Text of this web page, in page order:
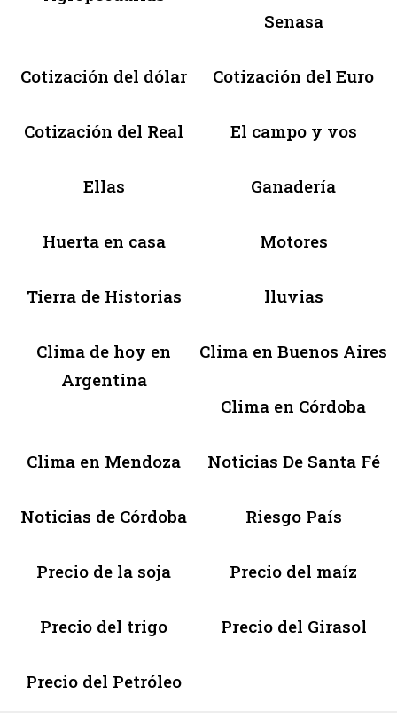
Senasa
Cotización del dólar Cotización del Euro
Cotización del Real El campo y vos
Ellas Ganadería
Huerta en casa Motores
Tierra de Historias lluvias
Clima de hoy en
Argentina
Clima en Buenos Aires
Clima en Córdoba
Clima en Mendoza Noticias De Santa Fé
Noticias de Córdoba Riesgo País
Precio de la soja Precio del maíz
Precio del trigo Precio del Girasol
Precio del Petróleo